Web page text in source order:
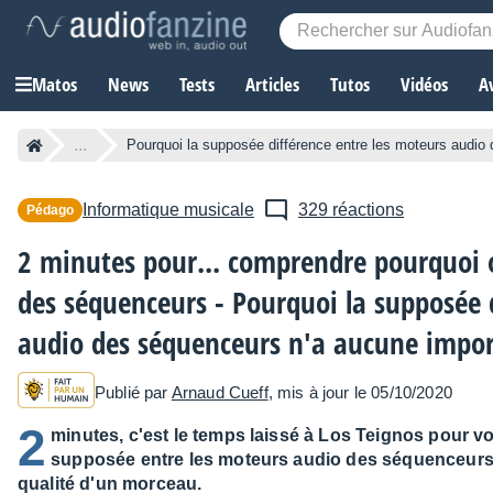
Matos News Tests Articles Tutos Vidéos
... Pourquoi la supposée différence entre les moteurs
Pédago Informatique musicale 329 réactions
2 minutes pour... comprendre
des séquenceurs - Pourquoi la
audio des séquenceurs n'a aucune
Publié par Arnaud Cueff, mis à jour le 05/10/2020
2 minutes, c'est le temps laissé à Los Teignos pour
supposée entre les moteurs audio des
qualité d'un morceau.